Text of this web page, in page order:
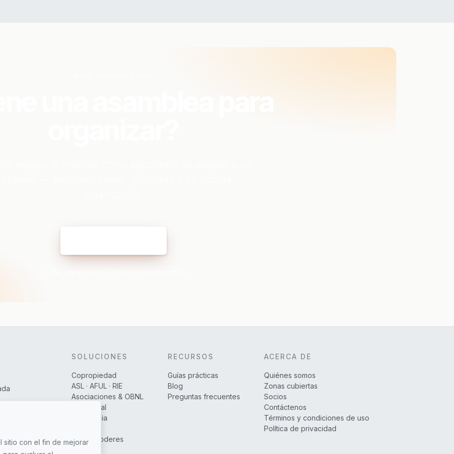
SOLUCIONES
Copropiedad
ASL · AFUL · RIE
Asociaciones & OBNL
Presencial
A distancia
VPC & Poderes
RECURSOS
Guías prácticas
Blog
Preguntas frecuentes
ACERCA DE
Quiénes somos
Zonas cubiertas
Socios
Contáctenos
Términos y condiciones de uso
Política de privacidad
sitio con el fin de mejorar